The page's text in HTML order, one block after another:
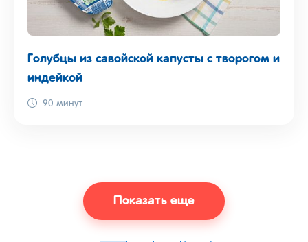
Голубцы из савойской капусты с творогом и
индейкой
90 минут
Показать еще